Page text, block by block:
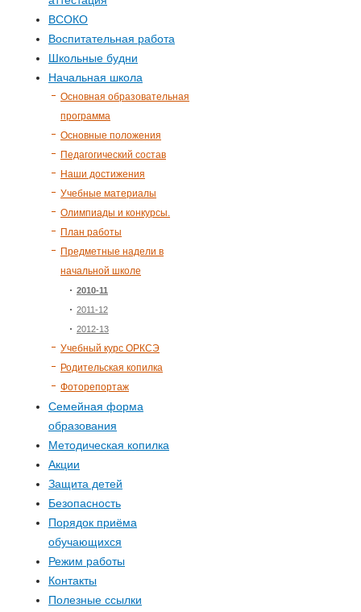
ВСОКО
Воспитательная работа
Школьные будни
Начальная школа
Основная образовательная
программа
Основные положения
Педагогический состав
Наши достижения
Учебные материалы
Олимпиады и конкурсы.
План работы
Предметные надели в
начальной школе
2010-11
2011-12
2012-13
Учебный курс ОРКСЭ
Родительская копилка
Фоторепортаж
Семейная форма
образования
Методическая копилка
Акции
Защита детей
Безопасность
Порядок приёма
обучающихся
Режим работы
Контакты
Полезные ссылки